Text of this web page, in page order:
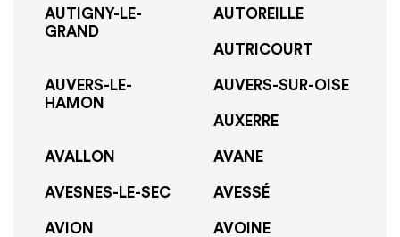
AUTIGNY-LE-
GRAND
AUTOREILLE
AUTRICOURT
AUVERS-LE-
HAMON
AUVERS-SUR-OISE
AUXERRE
AVALLON AVANE
AVESNES-LE-SEC AVESSÉ
AVION AVOINE